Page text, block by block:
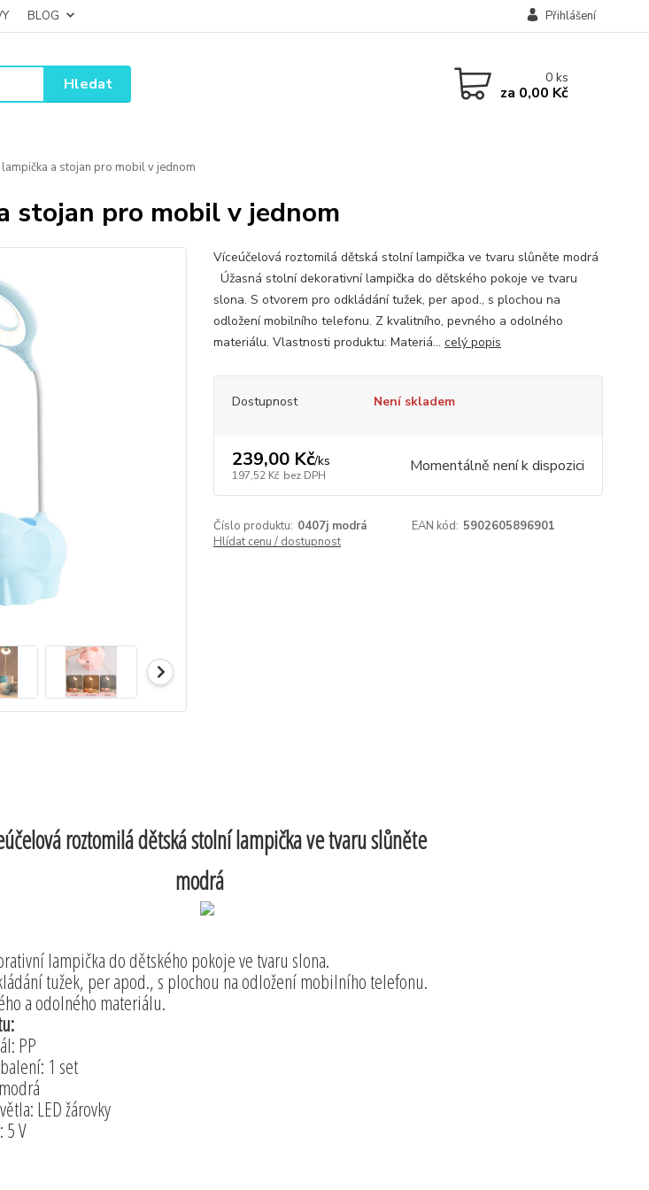
BLOG Přihlášení
Hledat 0ks
za 0,00 Kč
a stojan pro mobil v jednom
stojan pro mobil v jednom
Víceúčelová roztomilá dětská stolní lampička ve tvaru slůněte modrá
Úžasná stolní dekorativní lampička do dětského pokoje ve tvaru
slona. S otvorem pro odkládání tužek, per apod., s plochou na
odložení mobilního telefonu. Z kvalitního, pevného a odolného
materiálu. Vlastnosti produktu: Materiá... celý popis
Dostupnost Není skladem
239,00 Kč/ks
197,52 Kč bez DPH Momentálně není k dispozici
Číslo produktu: 0407j modrá EAN kód: 5902605896901
Hlídat cenu / dostupnost
roztomilá dětská stolní lampička ve tvaru slůněte
modrá
lampička do dětského pokoje ve tvaru slona.
tužek, per apod., s plochou na odložení mobilního telefonu.
a odolného materiálu.
PP
1 set
LED žárovky
5 V